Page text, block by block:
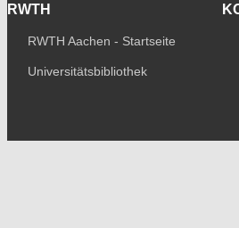
RWTH
RWTH Aachen - Startseite
Universitätsbibliothek